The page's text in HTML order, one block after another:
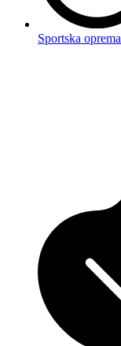
Sportska oprema